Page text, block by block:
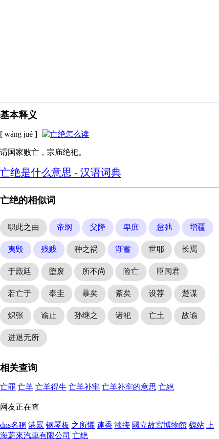
基本释义
[ wáng jué ]
谓国家败亡，宗庙绝祀。
亡绝是什么意思 - 汉语词典
亡绝的相似词
职此之由 帝纲 父降 卑庶 怠弛 增疆
夷毁 残贱 种之祸 渐蓄 世耶 长焉
于殿廷 堕废 所不尚 险亡 臣闻君
若亡于 奉圭 暴矣 紊矣 设荐 楚谋
炽张 谕止 孙继之 诸祀 亡土 故谕
进退无所
相关查询
亡罪 亡羊 亡羊得牛 亡羊补牢 亡羊补牢的意思 亡絕
网友正在查
dns名稱 港眾 钢琴板 之所懼 連香 涨接 國立故宮博物館 魏站
上
海蔚來汽車有限公司 亡绝